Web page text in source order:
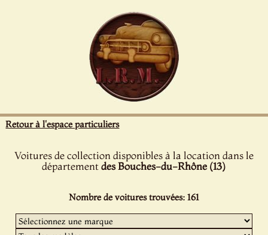
Retour à l'espace particuliers
Voitures de collection disponibles à la location dans le
départementdes Bouches-du-Rhône (13)
Nombre de voitures trouvées: 161